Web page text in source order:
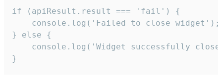
if (apiResult.result === 'fail') {
    console.log('Failed to close widget');
} else {
console.log('Widget successfully
}